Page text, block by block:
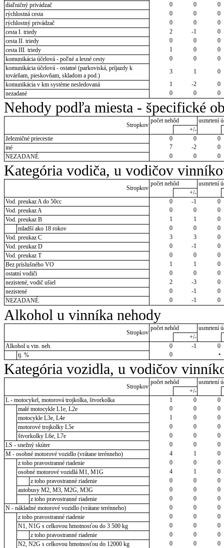
diaľničný privádzač
0 0
0
rýchlostná cesta
0 0
0
rýchlostný privádzač
0 0
0
cesta I. triedy
2 -1
0
cesta II. triedy
0 0
0
cesta III. triedy
1 0
0
komunikácia účelová - poľné a lesné cesty
0 0
0
komunikácia účelová - ostatné (parkoviská, príjazdy k
továrňam, pieskovňam, skladom a pod.)
3 1
0
komunikácia v km systéme nesledovaná
1 -2
0
nezadané
0 0 0
Nehody podľa miesta - špecifické
Stropkov
počet nehôd
usmrtení
+/-
železničné priecestie
0 0
0
iné
7 -2
0
NEZADANÉ
0 0 0
Kategória vodiča, u vodičov
Stropkov
počet nehôd
usmrtení
+/-
Vod. preukaz A do 50cc
0 -1
0
Vod. preukaz A
0 0
0
Vod. preukaz B
1 1
0
mladší ako 18 rokov
0 0
0
Vod. preukaz C
3 3
0
Vod. preukaz D
0 -1
0
Vod. preukaz T
0 0
0
Bez príslušného VO
1 1
0
ostatní vodiči
0 0
0
nezistené, vodič ušiel
2 -3
0
nezistené
0 -1
0
NEZADANÉ
0 -1 0
Alkohol u vinníka nehody
Stropkov
počet nehôd
usmrtení
+/-
Alkohol u vin. neh.
0 -1
0
tj. %
0 •
Kategória vozidla, u vodičov
Stropkov
počet nehôd
usmrtení
+/-
L - motocykel, motorová trojkolka, štvorkolka
1 0
0
malé motocykle L1e, L2e
0 0
0
motocykle L3e, L4e
1 0
0
motorové trojkolky L5e
0 0
0
štvorkolky L6e, L7e
0 0
0
LS - snežný skúter
0 0
0
M - osobné motorové vozidlo (vrátane terénneho)
4 1
0
z toho pravostranné riadenie
0 0
0
osobné motorové vozidlá M1, M1G
4 1
0
z toho pravostranné riadenie
0 0
0
autobusy M2, M3, M2G, M3G
0 0
0
z toho pravostranné riadenie
0 0
0
N - nákladné motorové vozidlo (vrátane terénneho)
0 0
0
z toho pravostranné riadenie
0 0
0
N1, N1G s celkovou hmotnosťou do 3 500 kg
0 0
0
z toho pravostranné riadenie
0 0
0
N2, N2G s celkovou hmotnosťou do 12000 kg
0 0
0